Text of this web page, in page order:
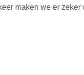
maken we er